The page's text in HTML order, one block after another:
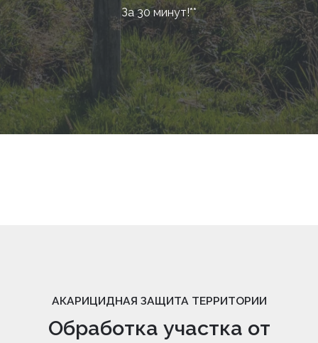
За 30 минут!**
АКАРИЦИДНАЯ ЗАЩИТА ТЕРРИТОРИИ
Обработка участка от